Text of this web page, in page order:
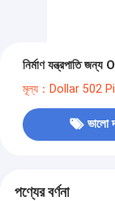
নির্মাণ যন্ত্রপাতি জন্য
মূল্য：Dollar 502
ভালো
পণ্যের বর্ণনা